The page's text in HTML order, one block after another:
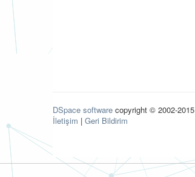
DSpace software copyright © 2002-2015
İletişim | Geri Bildirim